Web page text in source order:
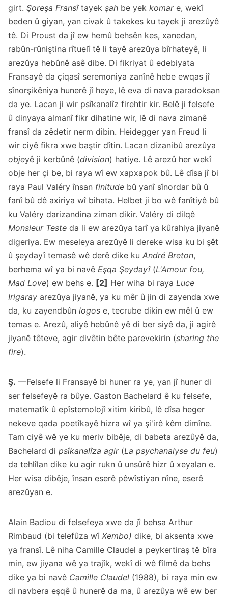
girt. Şoreşa Fransîtayek şah be yek komare, wekî
beden û giyan, yan civak û takekes ku tayek ji arezûyê
tê. Di Proust da jî ew hemû behsên kes, xanedan,
rabûn-rûniştina rîtuelî tê li tayê arezûya bîrhateyê, li
arezûya hebûnê asê dibe. Di fikriyat û edebiyata
Fransayê da çiqasî seremoniya zanînê hebe ewqas jî
sînorşikêniya hunerê jî heye, lê eva di nava paradoksan
da ye. Lacan ji wir psîkanalîz firehtir kir. Belê ji felsefe
û dinyaya almanî fikr dihatine wir, lê di nava zimanê
fransî da zêdetir nerm dibin. Heidegger yan Freud li
wir ciyê fikra xwe baştir dîtin. Lacan dizanibû arezûya
objeyê ji kerbûnê (division) hatiye. Lê arezû her wekî
obje her çi be, bi raya wî ew xapxapok bû. Lê dîsa jî bi
raya Paul Valéry însan finitude bû yanî sînordar bû û
fanî bû dê axiriya wî bihata. Helbet ji bo wê fanîtiyê bû
ku Valéry darizandina ziman dikir. Valéry di dilqê
Monsieur Teste da li ew arezûya tarî ya kûrahiya jiyanê
digeriya. Ew meseleya arezûyê li dereke wisa ku bi şêt
û şeydayî temasê wê derê dike ku André Breton,
berhema wî ya bi navê Eşqa Şeydayî(L'Amour fou,
Mad Love) ew behs e. [2] Her wiha bi raya Luce
Irigaray arezûya jiyanê, ya ku mêr û jin di zayenda xwe
da, ku zayendbûn logos e, tecrube dikin ew mêl û ew
temas e. Arezû, aliyê hebûnê yê di ber siyê da, ji agirê
jiyanê têteve, agir divêtin bête parevekirin (sharing the
fire).
Ş. —Felsefe li Fransayê bi huner ra ye, yan jî huner di
ser felsefeyê ra bûye. Gaston Bachelard ê ku felsefe,
matematîk û epîstemolojî xitim kiribû, lê dîsa heger
nekeve qada poetîkayê hizra wî ya şi'irê kêm dimîne.
Tam ciyê wê ye ku meriv bibêje, di babeta arezûyê da,
Bachelard di psîkanalîza agir (La psychanalyse du feu)
da tehlîlan dike ku agir rukn û unsûrê hizr û xeyalan e.
Her wisa dibêje, însan eserê pêwîstiyan nîne, eserê
arezûyan e.
Alain Badiou di felsefeya xwe da jî behsa Arthur
Rimbaud (bi telefûza wî Xembo) dike, bi aksenta xwe
ya fransî. Lê niha Camille Claudel a peykertiraş tê bîra
min, ew jiyana wê ya trajîk, wekî di wê fîlmê da behs
dike ya bi navê Camille Claudel (1988), bi raya min ew
di navbera eşqê û hunerê da ma, û arezûya wê ew ber